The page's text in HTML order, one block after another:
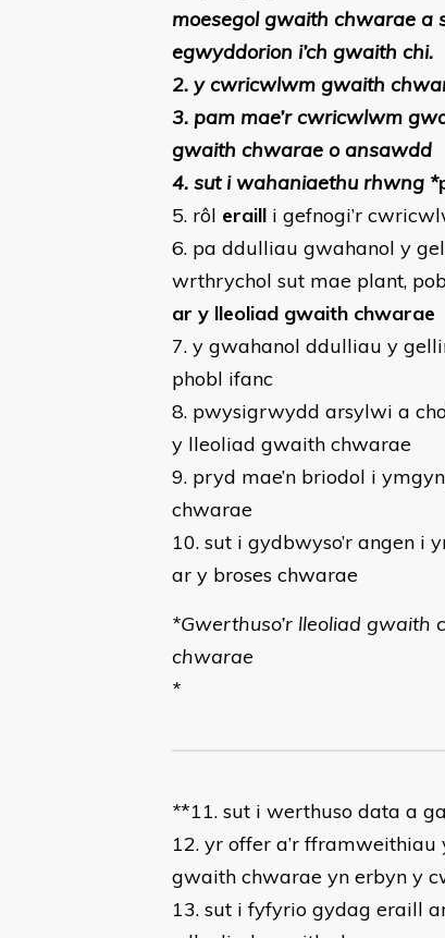
moesegol gwaith chwarae a
egwyddorion i’ch gwaith chi.
2. y cwricwlwm gwaith
3. pam mae’r cwricwlwm
gwaith chwarae o ansawdd
4. sut i wahaniaethu rhwng *
5. rôl eraill i gefnogi’r
6. pa ddulliau gwahanol y
wrthrychol sut mae plant,
ar y lleoliad gwaith chwarae
7. y gwahanol ddulliau y
phobl ifanc
8. pwysigrwydd arsylwi a
y lleoliad gwaith chwarae
9. pryd mae’n briodol i
chwarae
10. sut i gydbwyso’r angen
ar y broses chwarae
*Gwerthuso’r lleoliad
chwarae
*
**11. sut i werthuso data a
12. yr offer a’r
gwaith chwarae yn erbyn y
13. sut i fyfyrio gydag eraill